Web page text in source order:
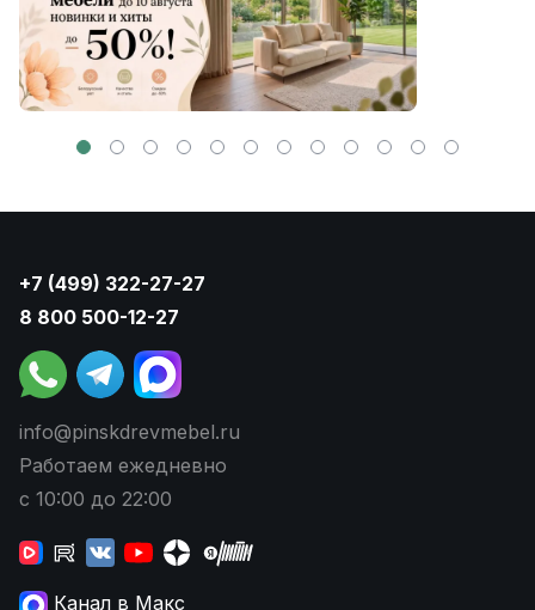
+7 (499) 322-27-27
8 800 500-12-27
info@pinskdrevmebel.ru
Работаем ежедневно
с 10:00 до 22:00
Канал в Макс